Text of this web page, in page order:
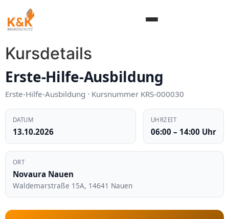
springen
Kursdetails
Erste-Hilfe-Ausbildung
Erste-Hilfe-Ausbildung · Kursnummer KRS-000030
DATUM
13.10.2026
UHRZEIT
06:00 – 14:00 Uhr
ORT
Novaura Nauen
Waldemarstraße 15A, 14641 Nauen